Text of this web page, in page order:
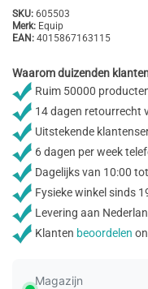
SKU: 605503
Merk: Equip
EAN: 4015867163115
Waarom duizenden
Ruim 50000
14 dagen retourrecht
Uitstekende
6 dagen per week
Dagelijks van 10:00
Fysieke winkel sinds
Levering aan
Klanten beoordelen
Magazijn